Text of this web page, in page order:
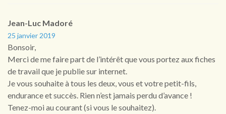
Jean-Luc Madoré
25 janvier 2019
Bonsoir,
Merci de me faire part de l’intérêt que vous portez aux fiches
de travail que je publie sur internet.
Je vous souhaite à tous les deux, vous et votre petit-fils,
endurance et succès. Rien n’est jamais perdu d’avance !
Tenez-moi au courant (si vous le souhaitez).